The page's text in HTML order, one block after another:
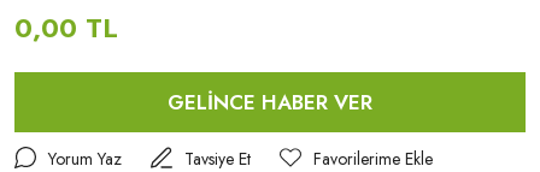
0,00 TL
GELİNCE HABER VER
Yorum Yaz Tavsiye Et